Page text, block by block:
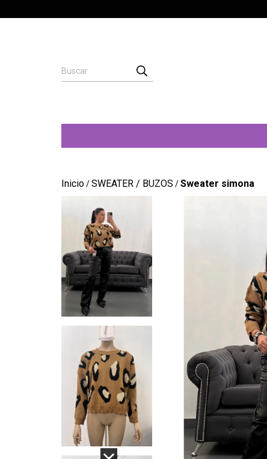
Inicio/SWEATER / BUZOS /Sweater simona